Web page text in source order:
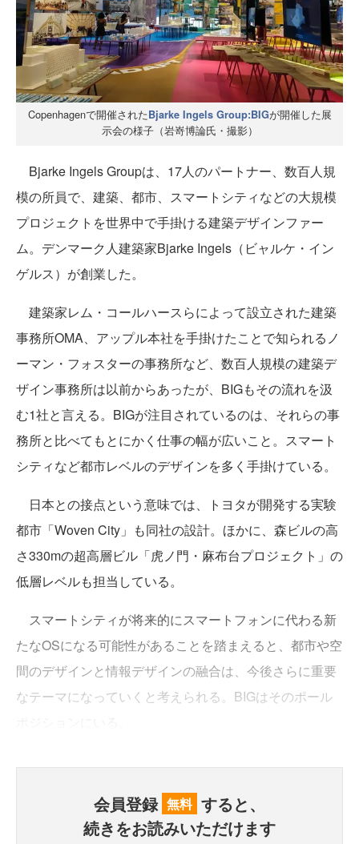
Copenhagenで開催されたBjarke Ingels Group:BIGが開催した展
示会の様子（岩嵜博論氏・撮影）
Bjarke Ingels Groupは、17人のパートナー、数百人規
模の所員で、建築、都市、スマートシティなどの大規模
プロジェクトを世界中で手掛ける建築デザインファー
ム。デンマーク人建築家Bjarke Ingels（ビャルケ・イン
ゲルス）が創業した。
建築家レム・コールハースらによって設立された建築
事務所OMA、アップル本社を手掛けたことで知られるノ
ーマン・フォスターの事務所など、数百人規模の建築デ
ザイン事務所は以前からあったが、BIGもその流れを汲
む1社と言える。BIGが注目されているのは、それらの事
務所と比べてもとにかく仕事の幅が広いこと。スマート
シティなど都市レベルのデザインを多く手掛けている。
日本との接点という意味では、トヨタが開発する実験
都市「Woven City」も同社の設計。ほかに、森ビルの高
さ330mの超高層ビル「虎ノ門・麻布台プロジェクト」の
低層レベルも担当している。
スマートシティが将来的にスマートフォンに代わる新
たなOSになる可能性があることを踏まえると、都市や空
間のデザインと情報デザインの融合は、今後さらに重要
なテーマになっていくと考えられる。BIGはそのポール
会員登録 無料 すると、
続きをお読みいただけます